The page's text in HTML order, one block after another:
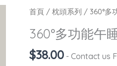
首頁/ 枕頭系列 / 360°多
360°多功能午
$38.00 - Contact us
360°
功
能